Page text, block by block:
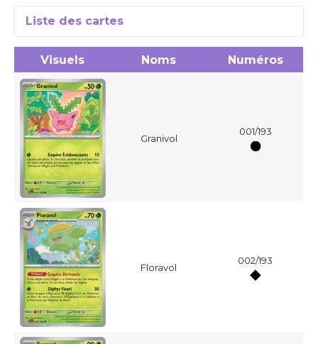
Liste des cartes
Visuels Noms Numéros
Granivol
001/193
Floravol
002/193